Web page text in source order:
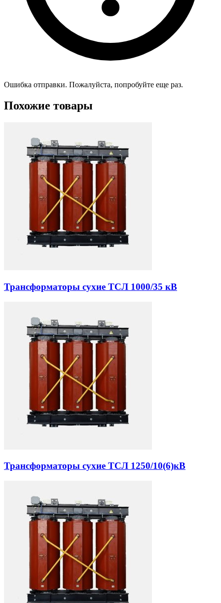
Ошибка отправки. Пожалуйста, попробуйте еще раз.
Похожие товары
Трансформаторы сухие ТСЛ 1000/35 кВ
Трансформаторы сухие ТСЛ 1250/10(6)кВ